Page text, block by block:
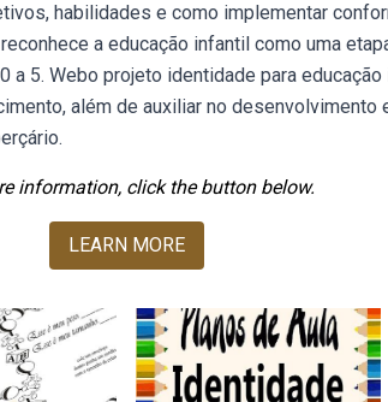
habilidades e como implementar
a educação infantil como uma
a 5. Webo projeto identidade para
além de auxiliar no desenvolvimento
information, click the button below.
LEARN MORE